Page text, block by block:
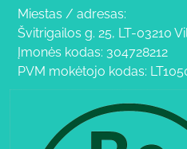
Miestas / adresas:
Švitrigailos g. 25, LT-03210
Įmonės kodas: 304728212
PVM mokėtojo kodas: